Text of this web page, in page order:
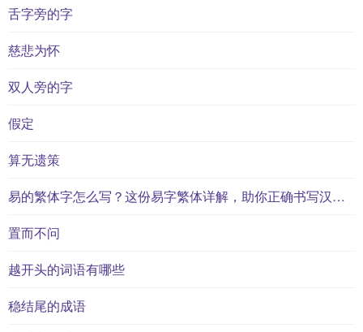
舌字旁的字
慈悲为怀
双人旁的字
假定
算无遗策
易的繁体字怎么写？这份易字繁体详解，助你正确书写汉字_汉字繁体学习
置而不问
越开头的词语有哪些
稳结尾的成语